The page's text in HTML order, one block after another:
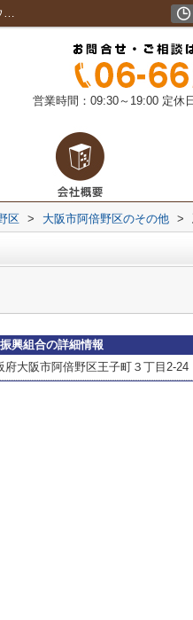
王子本通商店街振興組合情報ページ｜阿倍野区の賃貸・不動産情報を探すならA-HOUSE（エーハウス）
営業時間：09:30～19:00 定休
区 > 大阪市阿倍野区のその他 >
興組合の詳細情報
府大阪市阿倍野区王子町３丁目2-24